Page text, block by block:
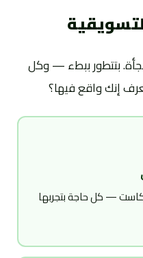
بتتطور ببطء — وكل
إنك واقع فيها؟
— كل حاجة بتجربها